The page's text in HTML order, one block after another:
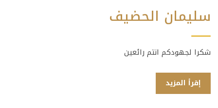
سليمان الحضيف
شكرا لجهودكم انتم رائعين
إقرأ المزيد